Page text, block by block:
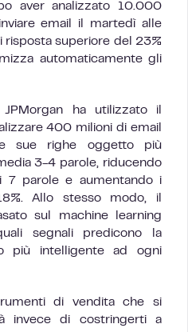
aver analizzato 10.000
email il martedì alle
risposta superiore del 23%
automaticamente gli
ha utilizzato il
400 milioni di email
sue righe oggetto più
3-4 parole, riducendo
7 parole e aumentando i
Allo stesso modo, il
sul machine learning
segnali predicono la
più intelligente ad ogni
di vendita che si
invece di costringerti a